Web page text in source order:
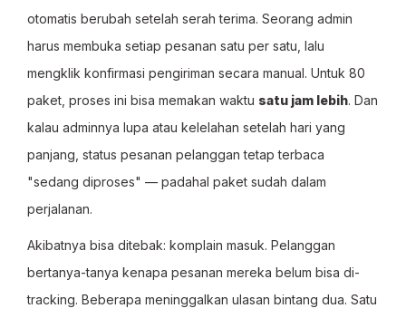
otomatis berubah setelah serah terima. Seorang admin
harus membuka setiap pesanan satu per satu, lalu
mengklik konfirmasi pengiriman secara manual. Untuk 80
paket, proses ini bisa memakan waktu satu jam lebih. Dan
kalau adminnya lupa atau kelelahan setelah hari yang
panjang, status pesanan pelanggan tetap terbaca
"sedang diproses" — padahal paket sudah dalam
perjalanan.
Akibatnya bisa ditebak: komplain masuk. Pelanggan
bertanya-tanya kenapa pesanan mereka belum bisa di-
tracking. Beberapa meninggalkan ulasan bintang dua. Satu